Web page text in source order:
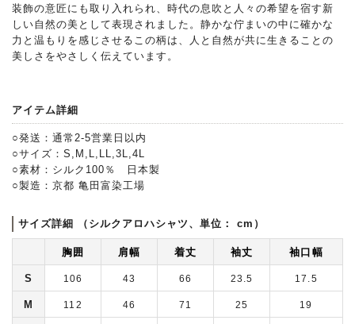
装飾の意匠にも取り入れられ、時代の息吹と人々の希望を宿す新
しい自然の美として表現されました。静かな佇まいの中に確かな
力と温もりを感じさせるこの柄は、人と自然が共に生きることの
美しさをやさしく伝えています。
アイテム詳細
○発送：通常2-5営業日以内
○サイズ：S,M,L,LL,3L,4L
○素材：シルク100％ 日本製
○製造：京都 亀田富染工場
サイズ詳細 （シルクアロハシャツ、単位： cm）
胸囲 肩幅 着丈 袖丈 袖口幅
S 106 43 66 23.5 17.5
M 112 46 71 25 19